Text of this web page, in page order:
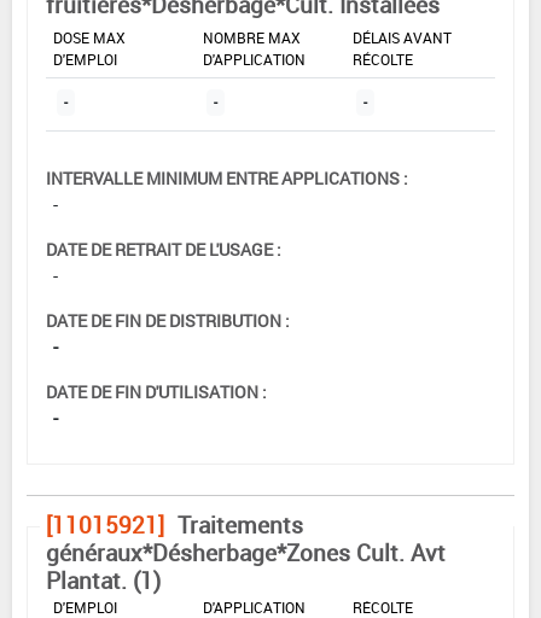
DOSE MAX
D'EMPLOI
NOMBRE MAX
D'APPLICATION
DÉLAIS AVANT
RÉCOLTE
- - -
INTERVALLE MINIMUM ENTRE APPLICATIONS :
-
DATE DE RETRAIT DE L'USAGE :
-
DATE DE FIN DE DISTRIBUTION :
-
DATE DE FIN D'UTILISATION :
-
[11015921] Traitements
généraux*Désherbage*Zones Cult. Avt
Plantat. (1)
DOSE MAX
D'EMPLOI
D'APPLICATION
RÉCOLTE